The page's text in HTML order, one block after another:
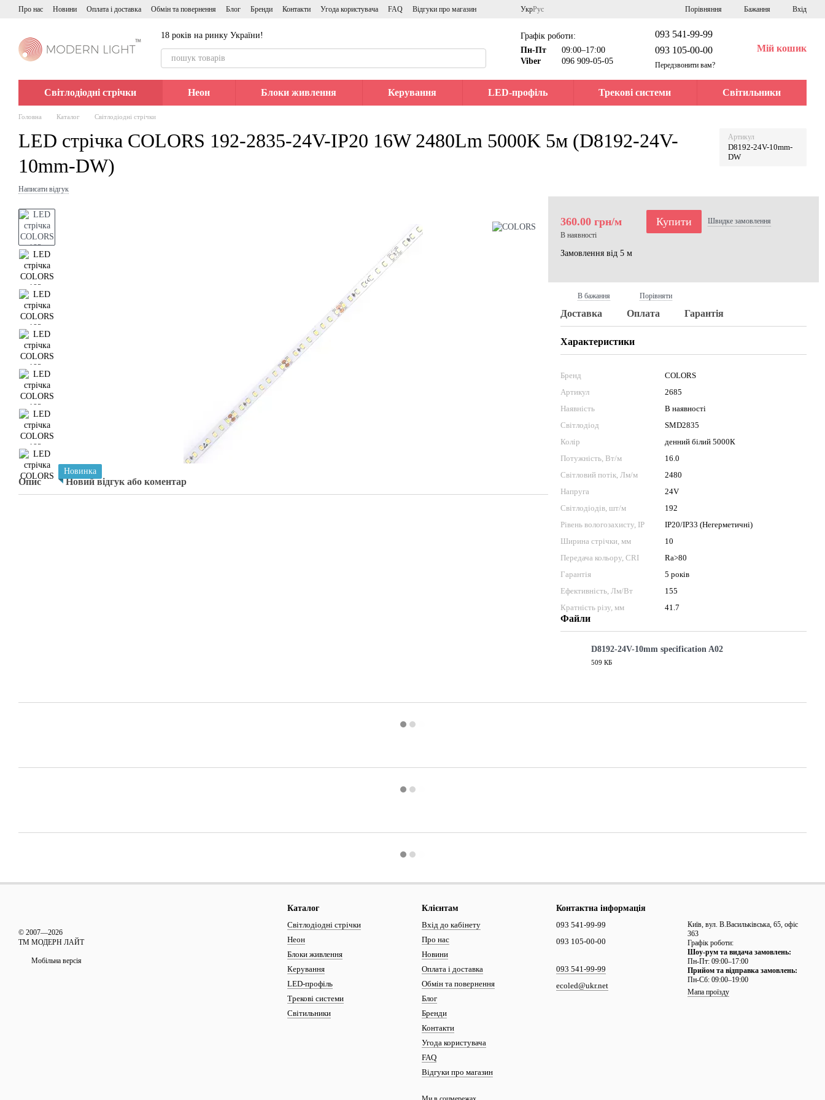
Перейти до основного контенту
Про нас Новини Оплата і доставка Обмін та повернення Блог Бренди Контакти Угода користувача FAQ Відгуки про магазин УкрРус Порівняння Бажання Вхід
18 років на ринку України!
Графік роботи:
Пн-Пт
09:00–17:00
Viber
096 909-05-05
093 541-99-99
093 105-00-00
Передзвонити вам?
Мій кошик
Світлодіодні стрічки Неон Блоки живлення Керування LED-профіль Трекові системи Світильники
Головна Каталог Світлодіодні стрічки
LED стрічка COLORS 192-2835-24V-IP20 16W 2480Lm 5000K 5м (D8192-24V-
10mm-DW)
Артикул
D8192-24V-10mm-
DW
Написати відгук
Новинка
Опис Новий відгук або коментар
360.00 грн/м
В наявності
Купити Швидкезамовлення
Замовлення від 5 м
В бажання Порівняти
Доставка Оплата Гарантія
Характеристики
Бренд
COLORS
Артикул
2685
Наявність
В наявності
Світлодіод
SMD2835
Колір
денний білий 5000К
Потужність, Вт/м
16.0
Світловий потік, Лм/м
2480
Напруга
24V
Світлодіодів, шт/м
192
Рівень вологозахисту, IP
IP20/IP33 (Негерметичні)
Ширина стрічки, мм
10
Передача кольору, CRI
Ra>80
Гарантія
5 років
Ефективність, Лм/Вт
155
Кратність різу, мм
41.7
Файли
D8192-24V-10mm specification A02
509 КБ
© 2007—2026
ТМ МОДЕРН ЛАЙТ
Мобільна версія
Каталог
Світлодіодні стрічки
Неон
Блоки живлення
Керування
LED-профіль
Трекові системи
Світильники
Клієнтам
Вхід до кабінету
Про нас
Новини
Оплата і доставка
Обмін та повернення
Блог
Бренди
Контакти
Угода користувача
FAQ
Відгуки про магазин
Контактна інформація
093 541-99-99
093 105-00-00
093 541-99-99
ecoled@ukr.net
Київ, вул. В.Васильківська, 65, офіс
363
Графік роботи:
Шоу-рум та видача замовлень:
Пн-Пт: 09:00–17:00
Прийом та відправка замовлень:
Пн-Сб: 09:00–19:00
Мапа проїзду